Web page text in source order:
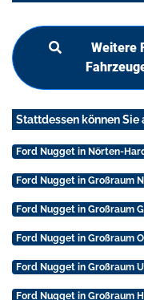
Weitere
Stattdessen können Sie
Ford Nugget in Nörten-
Ford Nugget in Großraum
Ford Nugget in Großraum
Ford Nugget in Großraum
Ford Nugget in Großraum
Ford Nugget in Großraum